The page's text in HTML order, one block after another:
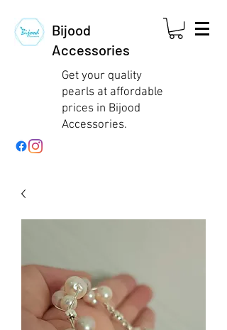
Bijood
Accessories
Get your quality
pearls at affordable
prices in Bijood
Accessories.